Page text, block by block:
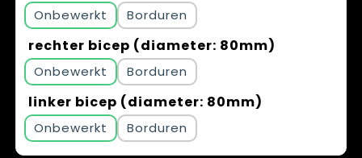
Onbewerkt Borduren
rechter bicep (diameter: 80mm)
Onbewerkt Borduren
linker bicep (diameter: 80mm)
Onbewerkt Borduren